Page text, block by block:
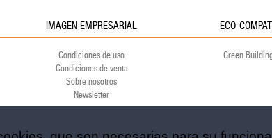
IMAGEN EMPRESARIAL
Condiciones de uso
Condiciones de venta
Sobre nosotros
Newsletter
ECO-
Green